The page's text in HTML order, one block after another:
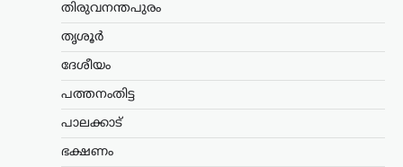
തിരുവനന്തപുരം
തൃശൂർ
ദേശീയം
പത്തനംതിട്ട
പാലക്കാട്
ഭക്ഷണം
കണ്ണൂർ,കേരളം,ട്രെൻഡിംഗ്,രാഷ്ട്രീയം
നിയമനടപടിയുമായി പി.
ജയരാജൻ
ന്യൂസ് ഡെസ്ക്
ഓഗസ്റ്റ്‌ 10, 2026